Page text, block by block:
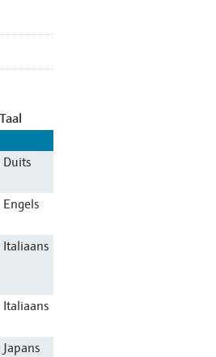
Taal
Duits
Engels
Italiaans
Italiaans
Japans